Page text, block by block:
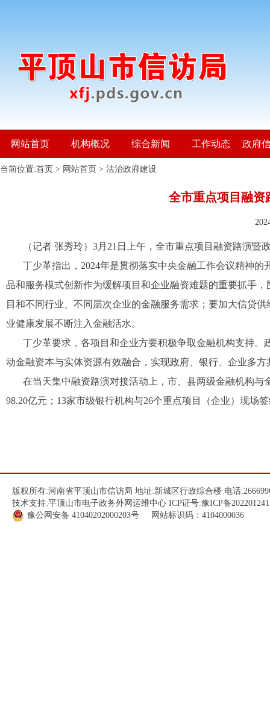
网站首页 机构概况 综合新闻 工作动态 政府
当前位置:首页 > 网站首页 > 法治政府建设
全市重点项目融资
（记者 张秀玲） 3月 21 日上午，全市重点项目融资路演暨
丁少革指出， 2024年是贯彻落实中央金融工作会议精神的
品和服务模式创新作为缓解项目和企业融资难题的重要抓手
目和不同行业、不同层次企业的金融服务需求；要加大信贷
业健康发展不断注入金融活水。
丁少革要求，各项目和企业方要积极争取金融机构支持
动金融资本与实体资源有效融合，实现政府、银行、企业多方
在当天集中融资路演对接活动上，市、县两级金融机构与
98.20亿元； 13家市级银行机构与26个重点项目（企业）现场
版权所有:河南省平顶山市信访局 地址:新城区行政综合楼 电话
技术支持:平顶山市电子政务外网运维中心 ICP证号:豫ICP备
豫公网安备 41040202000203号 网站标识码：4104000036